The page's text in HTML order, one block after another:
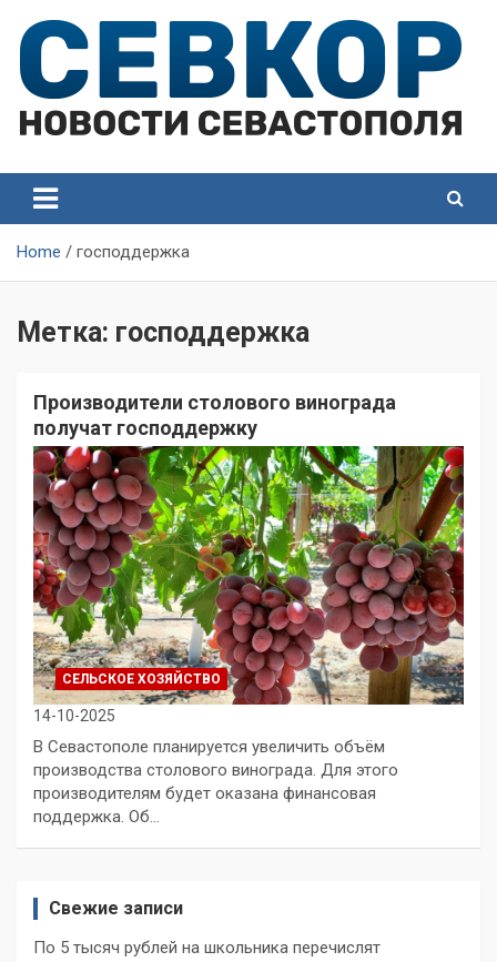
content
Севастополя
Севастополя
Home господдержка
Метка: господдержка
Производители столового винограда
получат господдержку
СЕЛЬСКОЕ ХОЗЯЙСТВО
14-10-2025
В Севастополе планируется увеличить объём
производства столового винограда. Для этого
производителям будет оказана финансовая
поддержка. Об…
Свежие записи
По 5 тысяч рублей на школьника перечислят